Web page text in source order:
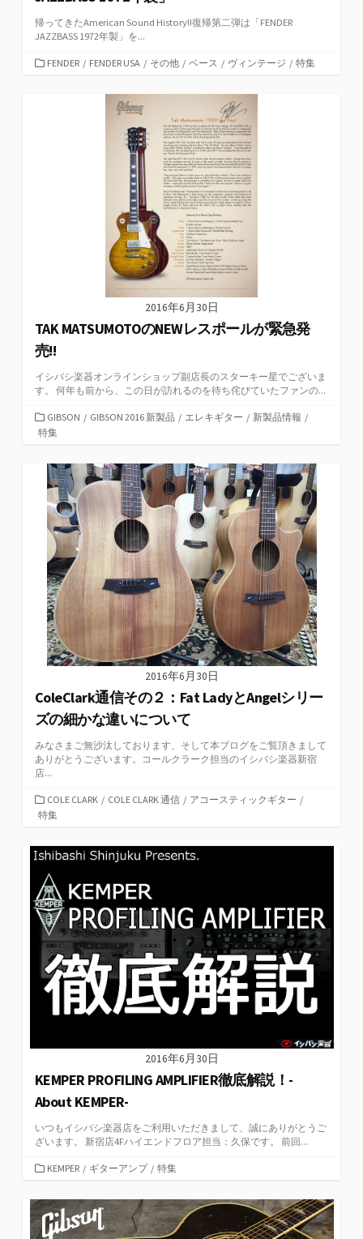
帰ってきたAmerican Sound History!!復帰第二弾は「FENDER
JAZZBASS 1972年製」を...
カFENDER / FENDER USA / その他 / ベース / ヴィンテージ / 特集
2016年6月30日
TAK MATSUMOTOのNEWレスポールが緊急発
売!!
イシバシ楽器オンラインショップ副店長のスターキー星でございま
す。 何年も前から、この日が訪れるのを待ち侘びていたファンの...
カ
テ
リ
ー
GIBSON / GIBSON 2016 新製品 / エレキギター / 新製品情報 /
特集
2016年6月30日
ColeClark通信その２：Fat LadyとAngelシリー
ズの細かな違いについて
みなさまご無沙汰しております、そして本ブログをご覧頂きまして
ありがとうございます。コールクラーク担当のイシバシ楽器新宿
店...
カ
テ
リ
ー
COLE CLARK / COLE CLARK 通信 / アコースティックギター /
特集
2016年6月30日
KEMPER PROFILING AMPLIFIER徹底解説！-
About KEMPER-
いつもイシバシ楽器店をご利用いただきまして、誠にありがとうご
ざいます。 新宿店4Fハイエンドフロア担当：久保です。 前回...
カ
ゴ
リ
ー
KEMPER / ギターアンプ / 特集